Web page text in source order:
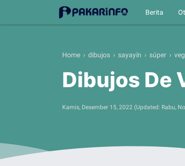
Berita
Home › dibujos › sayayín › súper ›
Dibujos De
Kamis, Desember 15, 2022 (Updated: Rabu,